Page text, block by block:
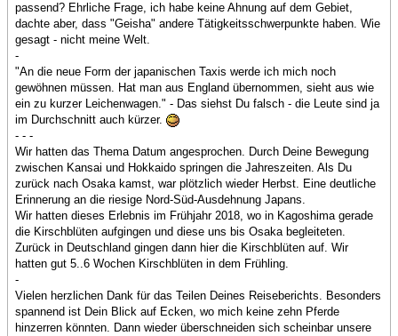
passend? Ehrliche Frage, ich habe keine Ahnung auf dem Gebiet,
dachte aber, dass "Geisha" andere Tätigkeitsschwerpunkte haben. Wie
gesagt - nicht meine Welt.
-
"An die neue Form der japanischen Taxis werde ich mich noch
gewöhnen müssen. Hat man aus England übernommen, sieht aus wie
ein zu kurzer Leichenwagen." - Das siehst Du falsch - die Leute sind ja
im Durchschnitt auch kürzer.
- - -
Wir hatten das Thema Datum angesprochen. Durch Deine Bewegung
zwischen Kansai und Hokkaido springen die Jahreszeiten. Als Du
zurück nach Osaka kamst, war plötzlich wieder Herbst. Eine deutliche
Erinnerung an die riesige Nord-Süd-Ausdehnung Japans.
Wir hatten dieses Erlebnis im Frühjahr 2018, wo in Kagoshima gerade
die Kirschblüten aufgingen und diese uns bis Osaka begleiteten.
Zurück in Deutschland gingen dann hier die Kirschblüten auf. Wir
hatten gut 5..6 Wochen Kirschblüten in dem Frühling.
-
Vielen herzlichen Dank für das Teilen Deines Reiseberichts. Besonders
spannend ist Dein Blick auf Ecken, wo mich keine zehn Pferde
hinzerren könnten. Dann wieder überschneiden sich scheinbar unsere